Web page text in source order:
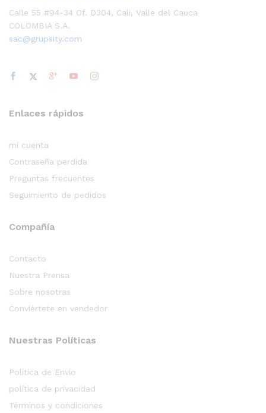
Calle 55 #94-34 Of. D304, Cali, Valle del Cauca
COLOMBIA S.A.
sac@grupsity.com
Enlaces rápidos
mi cuenta
Contraseña perdida
Preguntas frecuentes
Seguimiento de pedidos
Compañía
Contacto
Nuestra Prensa
Sobre nosotras
Conviértete en vendedor
Nuestras Políticas
Política de Envío
política de privacidad
Términos y condiciones